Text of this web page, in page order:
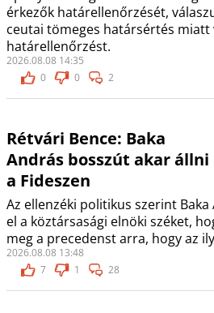
érkezők határellenőrzését,
ceutai tömeges határsértés miatt
határellenőrzést.
2026.08.08 14:35
0
0 2
Rétvári Bence: Baka
András bosszút akar állni
a Fideszen
Az ellenzéki politikus szerint
el a köztársasági elnöki széket,
meg a precedenst arra, hogy az
2026.08.08 13:48
7
1 28